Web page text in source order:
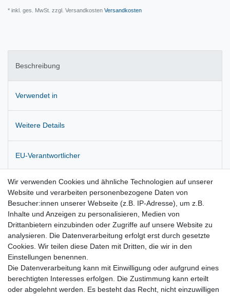
* inkl. ges. MwSt. zzgl. Versandkosten Versandkosten
Beschreibung
Verwendet in
Weitere Details
EU-Verantwortlicher
Hersteller
Zustandsbeschreibung: Von Neuwagen demontiert.
Originalteil !
Wir verwenden Cookies und ähnliche Technologien auf unserer
Website und verarbeiten personenbezogene Daten von
Besucher:innen unserer Webseite (z.B. IP-Adresse), um z.B.
Inhalte und Anzeigen zu personalisieren, Medien von
Drittanbietern einzubinden oder Zugriffe auf unsere Website zu
analysieren. Die Datenverarbeitung erfolgt erst durch gesetzte
Cookies. Wir teilen diese Daten mit Dritten, die wir in den
Einstellungen benennen.
Die Datenverarbeitung kann mit Einwilligung oder aufgrund eines
berechtigten Interesses erfolgen. Die Zustimmung kann erteilt
oder abgelehnt werden. Es besteht das Recht, nicht einzuwilligen